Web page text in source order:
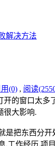
解决方法
(0) , 阅读
的窗口太多
很大影响.
是把东西分开
,工作经历,项